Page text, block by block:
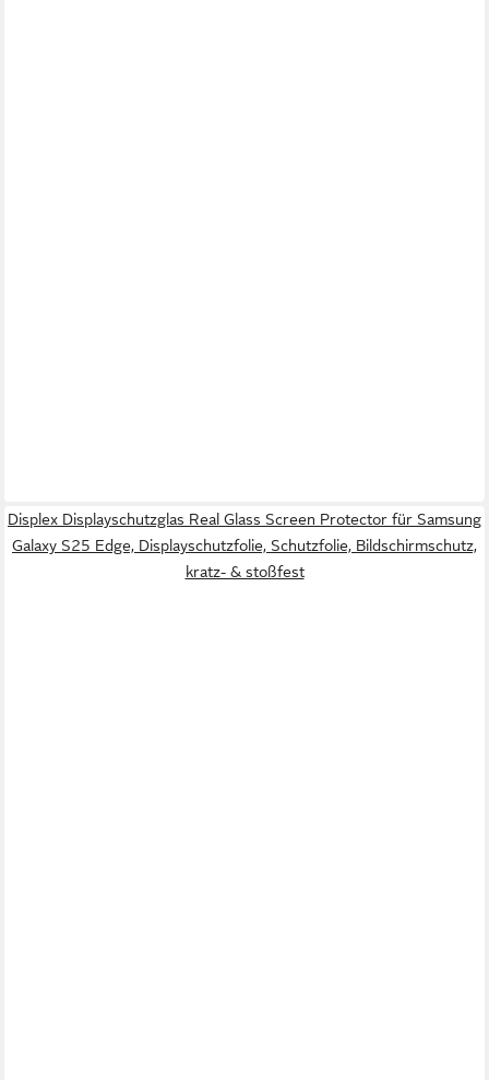
Displex Displayschutzglas Real Glass Screen Protector für Samsung
Galaxy S25 Edge, Displayschutzfolie, Schutzfolie, Bildschirmschutz,
kratz- & stoßfest